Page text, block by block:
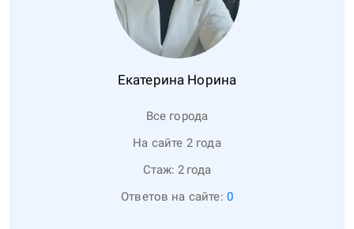
Екатерина Норина
Все города
На сайте 2 года
Стаж: 2 года
Ответов на сайте: 0